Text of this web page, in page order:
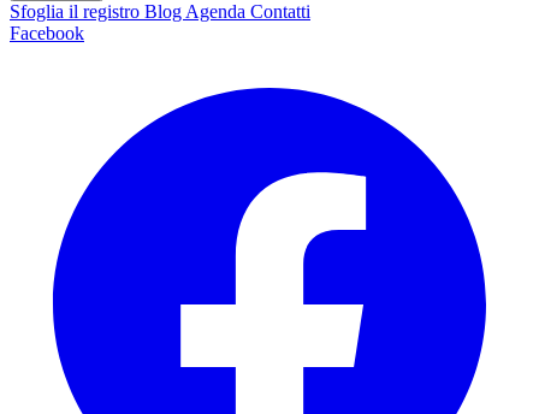
Sfoglia il registro Blog Agenda Contatti
Facebook